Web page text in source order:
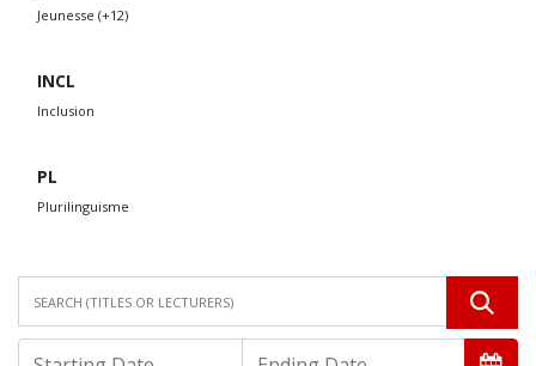
Jeunesse (+12)
INCL
Inclusion
PL
Plurilinguisme